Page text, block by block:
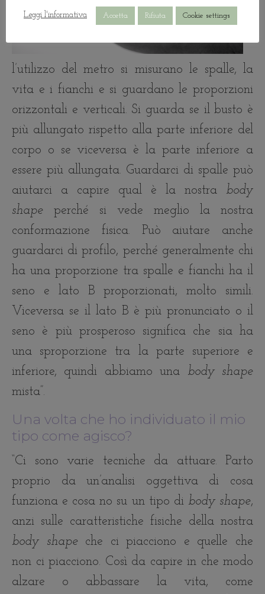
l’utilizzo del metro si misurano le spalle, la
vita e i fianchi e si guardano le proporzioni
orizzontali e verticali. Si guarda se il busto è
più allungato rispetto alla parte inferiore del
corpo o se viceversa è la parte inferiore a
essere più allungata. Guardarci di spalle può
aiutarci a capire qual è la nostra body
shape perché si vede meglio la nostra
conformazione fisica. Può aiutare anche
guardarci di profilo, perché generalmente chi
ha una proporzione tra spalle e fianchi ha il
seno e lato B proporzionati, molto simili.
Viceversa se il lato B è più pronunciato o il
seno è più prosperoso significa che sia ha
una sproporzione tra la parte superiore e
inferiore, quindi abbiamo una body shape
mista”.
Una volta che ho individuato il mio
tipo come agisco?
“Ci sono varie tecniche da attuare. Parto
proprio da un’analisi oggettiva di cosa
funziona e cosa no su un tipo di body shape,
anzi sulle caratteristiche fisiche della nostra
body shapeche ci piacciono e quelle che
non ci piacciono. Così da capire in che modo
alzare o abbassare la vita, come
Leggi l'informativa Accetta Rifiuta Cookie settings